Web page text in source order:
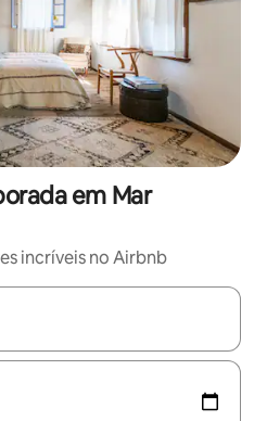
em Mar
incríveis no Airbnb
disponíveis, explore-os